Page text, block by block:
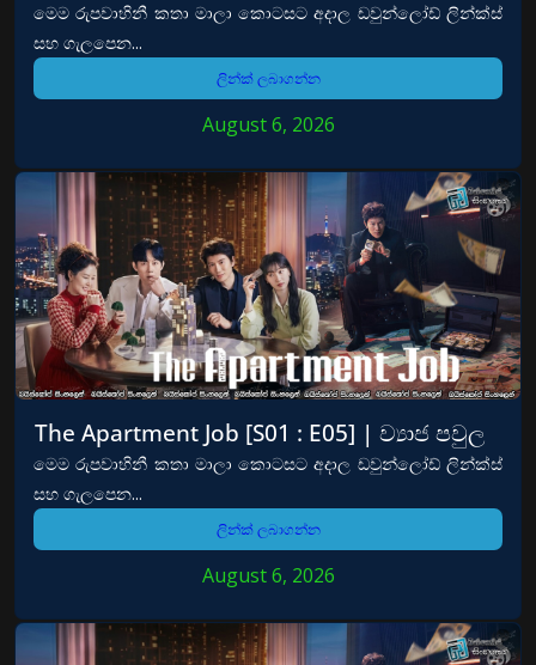
මෙම රුපවාහිනී කතා මාලා කොටසට අදාල ඩවුන්ලෝඩ් ලින්ක්ස්
සහ ගැලපෙන...
ලින්ක් ලබාගන්න
August 6, 2026
The Apartment Job [S01 : E05] | ව්‍යාජ පවුල
මෙම රුපවාහිනී කතා මාලා කොටසට අදාල ඩවුන්ලෝඩ් ලින්ක්ස්
සහ ගැලපෙන...
ලින්ක් ලබාගන්න
August 6, 2026